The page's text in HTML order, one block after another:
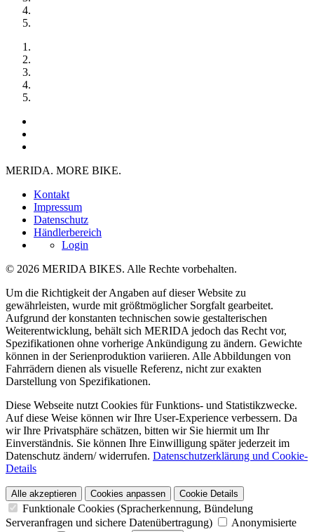
MERIDA. MORE BIKE.
Kontakt
Impressum
Datenschutz
Händlerbereich
Login
© 2026 MERIDA BIKES. Alle Rechte vorbehalten.
Um die Richtigkeit der Angaben auf dieser Website zu
gewährleisten, wurde mit größtmöglicher Sorgfalt gearbeitet.
Aufgrund der konstanten technischen sowie gestalterischen
Weiterentwicklung, behält sich MERIDA jedoch das Recht vor,
Spezifikationen ohne vorherige Ankündigung zu ändern. Gewichte
können in der Serienproduktion variieren. Alle Abbildungen von
Fahrrädern dienen als visuelle Referenz, nicht zur exakten
Darstellung von Spezifikationen.
Diese Webseite nutzt Cookies für Funktions- und Statistikzwecke.
Auf diese Weise können wir Ihre User-Experience verbessern. Da
wir Ihre Privatsphäre schätzen, bitten wir Sie hiermit um Ihr
Einverständnis. Sie können Ihre Einwilligung später jederzeit im
Datenschutz ändern/ widerrufen. Datenschutzerklärung und Cookie-
Details
Alle akzeptieren Cookies anpassen Cookie Details
Funktionale Cookies (Spracherkennung, Bündelung
Serveranfragen und sichere Datenübertragung)
Anonymisierte